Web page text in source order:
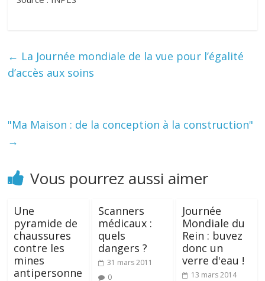
← La Journée mondiale de la vue pour l’égalité
d’accès aux soins
"Ma Maison : de la conception à la construction"
→
Vous pourrez aussi aimer
Une
pyramide de
chaussures
contre les
mines
antipersonne
Scanners
médicaux :
quels
dangers ?
31 mars 2011
0
Journée
Mondiale du
Rein : buvez
donc un
verre d'eau !
13 mars 2014